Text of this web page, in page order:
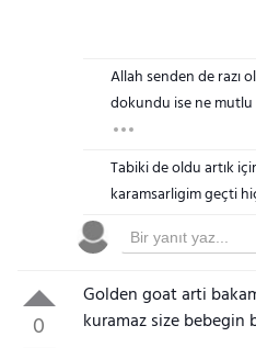
Allah senden de razı
dokundu ise ne mutlu
Tabiki de oldu artık
karamsarligim geçti
0
Golden goat arti
kuramaz size bebegin